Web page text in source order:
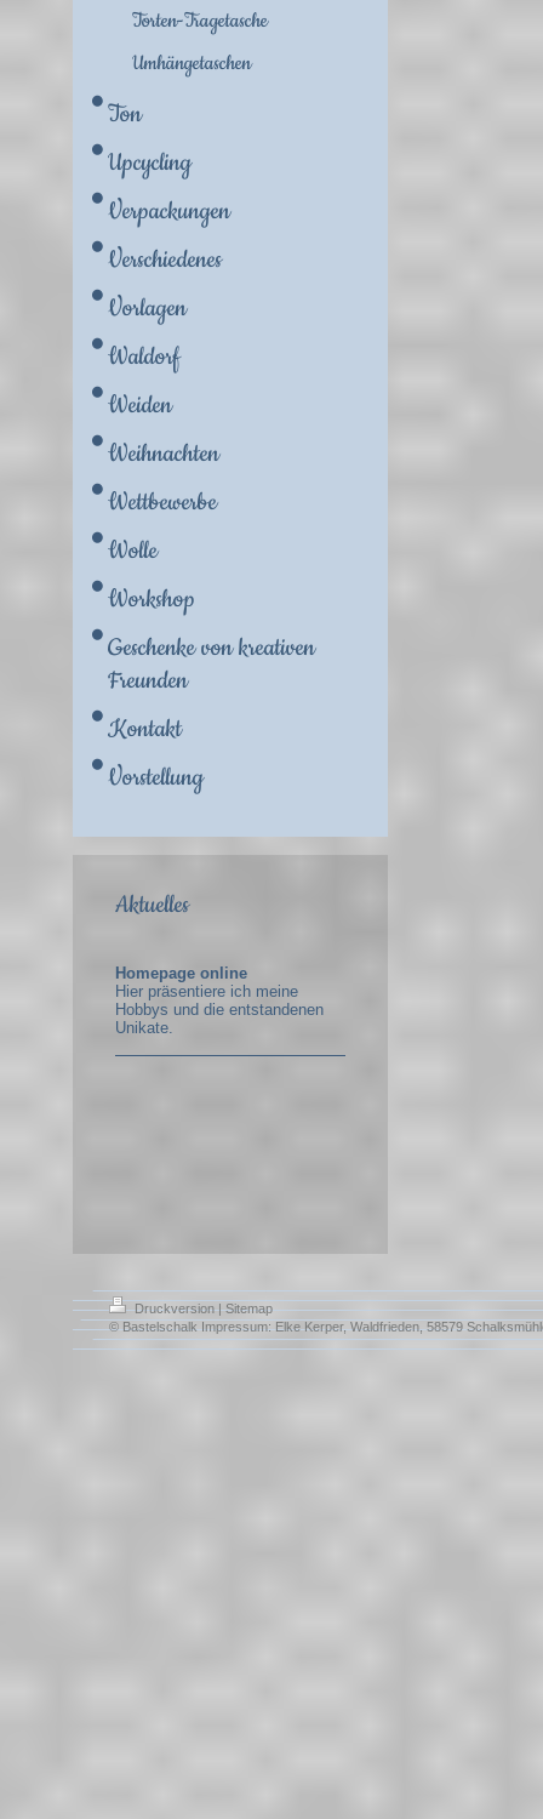
Torten-Tragetasche
Umhängetaschen
Ton
Upcycling
Verpackungen
Verschiedenes
Vorlagen
Waldorf
Weiden
Weihnachten
Wettbewerbe
Wolle
Workshop
Geschenke von kreativen
Freunden
Kontakt
Vorstellung
Aktuelles
Homepage online
Hier präsentiere ich meine
Hobbys und die entstandenen
Unikate.
Druckversion| Sitemap
© Bastelschalk Impressum: Elke Kerper, Waldfrieden, 58579